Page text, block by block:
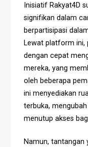
Inisiatif Rakyat4D
signifikan dalam
berpartisipasi
Lewat platform ini,
dengan cepat
mereka, yang
oleh beberapa
ini menyediakan
terbuka,
menutup akses
Namun, tantangan